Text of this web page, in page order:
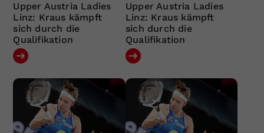
Upper Austria Ladies
Linz: Kraus kämpft
sich durch die
Qualifikation
Upper Austria Ladies
Linz: Kraus kämpft
sich durch die
Qualifikation